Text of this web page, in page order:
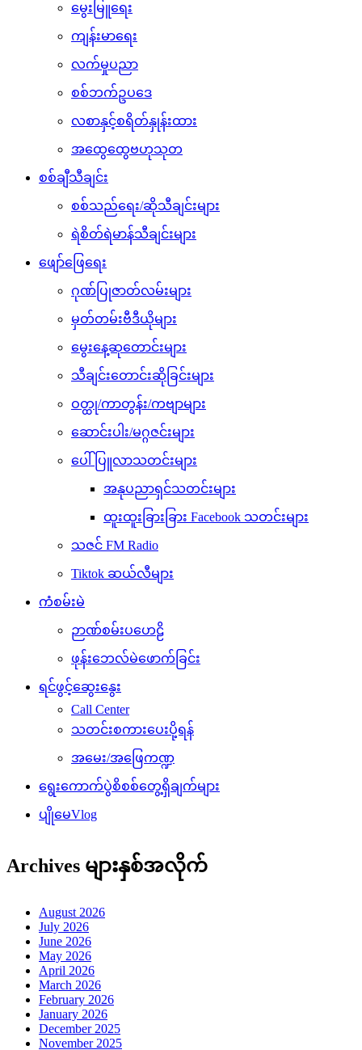
မွေးမြူရေး
ကျန်းမာရေး
လက်မှုပညာ
စစ်ဘက်ဥပဒေ
လစာနှင့်စရိတ်နှုန်းထား
အထွေထွေဗဟုသုတ
စစ်ချီသီချင်း
စစ်သည်ရေး/ဆိုသီချင်းများ
ရဲစိတ်ရဲမာန်သီချင်းများ
ဖျော်ဖြေရေး
ဂုဏ်ပြုဇာတ်လမ်းများ
မှတ်တမ်းဗီဒီယိုများ
မွေးနေ့ဆုတောင်းများ
သီချင်းတောင်းဆိုခြင်းများ
ဝတ္ထု/ကာတွန်း/ကဗျာများ
ဆောင်းပါး/မဂ္ဂဇင်းများ
ပေါ်ပြူလာသတင်းများ
အနုပညာရှင်သတင်းများ
ထူးထူးခြားခြား Facebook သတင်းများ
သဇင် FM Radio
Tiktok ဆယ်လီများ
ကံစမ်းမဲ
ဉာဏ်စမ်းပဟေဠိ
ဖုန်းဘေလ်မဲဖောက်ခြင်း
ရင်ဖွင့်ဆွေးနွေး
Call Center
သတင်းစကားပေးပို့ရန်
အမေး/အဖြေကဏ္ဍ
ရွေးကောက်ပွဲစိစစ်တွေ့ရှိချက်များ
ပျိုမေVlog
Archives များနှစ်အလိုက်
August 2026
July 2026
June 2026
May 2026
April 2026
March 2026
February 2026
January 2026
December 2025
November 2025